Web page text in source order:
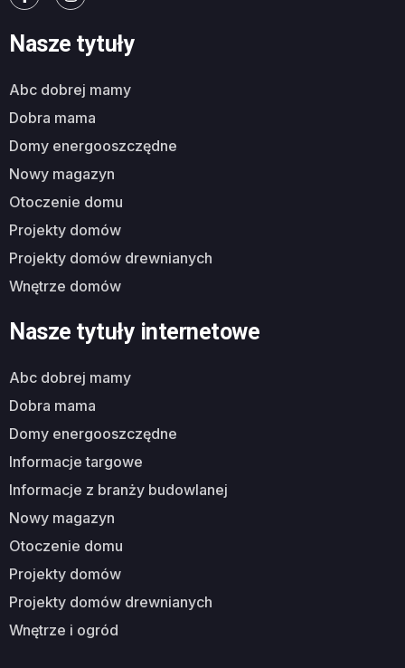
Nasze tytuły
abc dobrej mamy
dobra mama
domy energooszczędne
nowy magazyn
otoczenie domu
projekty domów
projekty domów drewnianych
wnętrze domów
Nasze tytuły internetowe
abc dobrej mamy
dobra mama
domy energooszczędne
informacje targowe
informacje z branży budowlanej
nowy magazyn
otoczenie domu
projekty domów
projekty domów drewnianych
wnętrze i ogród